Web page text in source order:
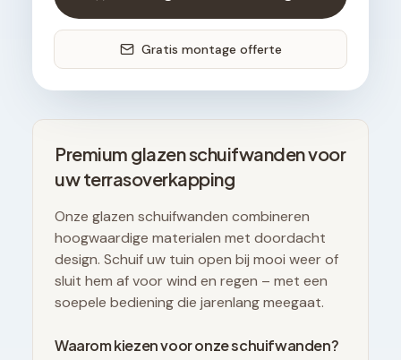
Gratis montage offerte
Premium glazen schuifwanden voor
uw terrasoverkapping
Onze glazen schuifwanden combineren
hoogwaardige materialen met doordacht
design. Schuif uw tuin open bij mooi weer of
sluit hem af voor wind en regen – met een
soepele bediening die jarenlang meegaat.
Waarom kiezen voor onze schuifwanden?